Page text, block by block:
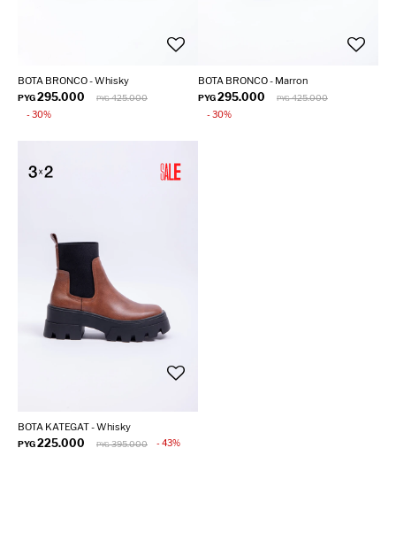
BOTA BRONCO - Whisky
PYG295.000 PYG 425.000
30
BOTA BRONCO - Marron
PYG295.000 PYG 425.000
30
BOTA KATEGAT - Whisky
PYG225.000 PYG 395.000 43